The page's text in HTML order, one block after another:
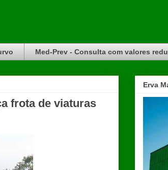
Med-Prev - Consulta com valores
frota de viaturas
Erva